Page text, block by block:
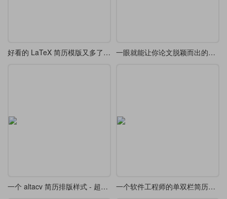
好看的 LaTeX 简历模版又多了一个 一眼就能让你论文脱颖而出的轻颜控模板
一个 altacv 简历排版样式 - 超级经典 一个软件工程师的单双栏简历模板